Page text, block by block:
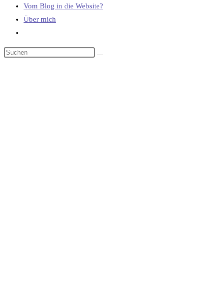
Vom Blog in die Website?
Über mich
umschalten